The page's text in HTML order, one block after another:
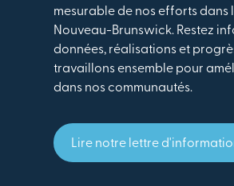
mesurable de nos efforts dans
Nouveau-Brunswick. Restez
données, réalisations et
travaillons ensemble pour
dans nos communautés.
Lire notre lettre